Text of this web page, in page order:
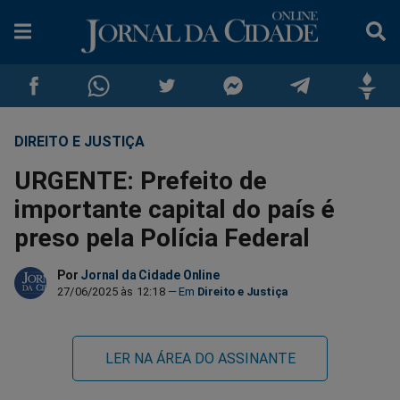
Compartilhar
no
Facebook
Compartilhar
no
Whatsapp
Compartilhar
no
Twitter
no
Messenger
no
Telegram
DIREITO E JUSTIÇA
URGENTE: Prefeito de
importante capital do país é
preso pela Polícia Federal
Por Jornal da Cidade Online
27/06/2025 às 12:18 Direito e Justiça
LER NA ÁREA DO ASSINANTE